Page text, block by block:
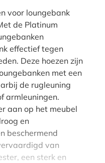
voor loungebank
de Platinum
effectief tegen
Deze hoezen zijn
met een
de rugleuning
armleuningen.
aan op het meubel
en
beschermend
van
een sterk en